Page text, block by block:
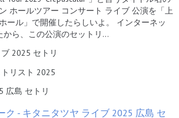
ホールツアー コンサート ライブ 公演を「上
ール」で開催したらしいよ。 インターネッ
から、この公演のセットリ…
2025 セトリ
リスト 2025
広島 セトリ